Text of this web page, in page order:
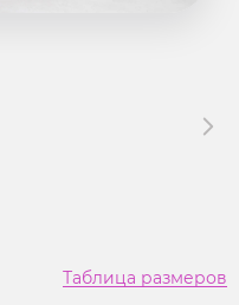
Таблица размеров